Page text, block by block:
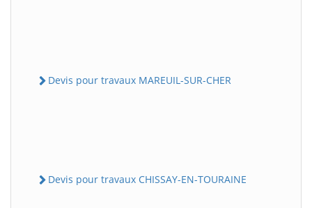
Devis pour travaux MAREUIL-SUR-CHER
Devis pour travaux CHISSAY-EN-TOURAINE